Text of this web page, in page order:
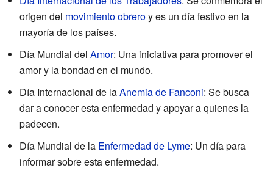
origen del movimiento obreroy es un día festivo en la
mayoría de los países.
Día Mundial del Amor: Una iniciativa para promover el
amor y la bondad en el mundo.
Día Internacional de laAnemia de Fanconi: Se busca
dar a conocer esta enfermedad y apoyar a quienes la
padecen.
Día Mundial de la Enfermedad de Lyme: Un día para
informar sobre esta enfermedad.